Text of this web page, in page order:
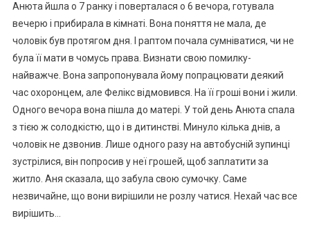
Анюта йшла о 7 ранку і поверталася о 6 вечора, готувала
вечерю і прибирала в кімнаті. Вона поняття не мала, де
чоловік був протягом дня. І раптом почала сумніватися, чи не
була її мати в чомусь права. Визнати свою помилку-
найважче. Вона запропонувала йому попрацювати деякий
час охоронцем, але Фелікс відмовився. На її гроші вони і жили.
Одного вечора вона пішла до матері. У той день Анюта спала
з тією ж солодкістю, що і в дитинстві. Минуло кілька днів, а
чоловік не дзвонив. Лише одного разу на автобусній зупинці
зустрілися, він попросив у неї грошей, щоб заплатити за
житло. Аня сказала, що забула свою сумочку. Саме
незвичайне, що вони вирішили не розлу чатися. Нехай час все
вирішить…